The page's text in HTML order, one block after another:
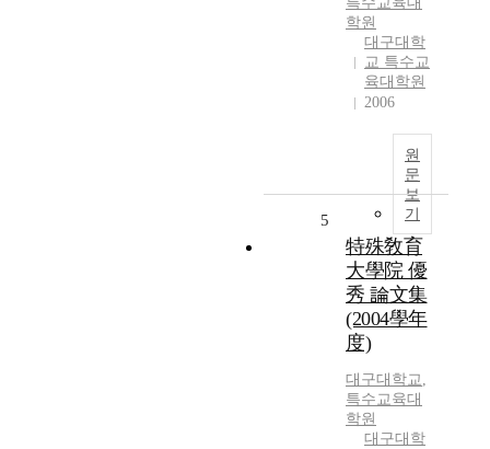
학원
대구대학
교 특수교
육대학원
2006
원
문
보
기
5
特殊敎育
大學院 優
秀 論文集
(2004學年
度)
대구대학교,
특수교육대
학원
대구대학